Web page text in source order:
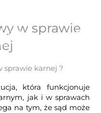
w sprawie
sprawie karnej ?
która funkcjonuje
, jak i w sprawach
na tym, że sąd może